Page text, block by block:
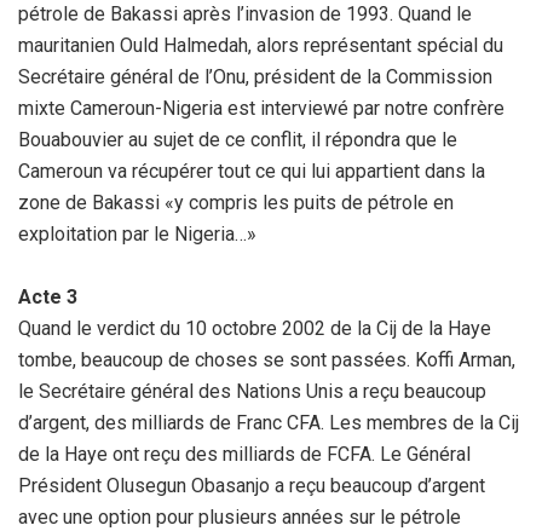
pétrole de Bakassi après l’invasion de 1993. Quand le
mauritanien Ould Halmedah, alors représentant spécial du
Secrétaire général de l’Onu, président de la Commission
mixte Cameroun-Nigeria est interviewé par notre confrère
Bouabouvier au sujet de ce conflit, il répondra que le
Cameroun va récupérer tout ce qui lui appartient dans la
zone de Bakassi «y compris les puits de pétrole en
exploitation par le Nigeria…»
Acte 3
Quand le verdict du 10 octobre 2002 de la Cij de la Haye
tombe, beaucoup de choses se sont passées. Koffi Arman,
le Secrétaire général des Nations Unis a reçu beaucoup
d’argent, des milliards de Franc CFA. Les membres de la Cij
de la Haye ont reçu des milliards de FCFA. Le Général
Président Olusegun Obasanjo a reçu beaucoup d’argent
avec une option pour plusieurs années sur le pétrole